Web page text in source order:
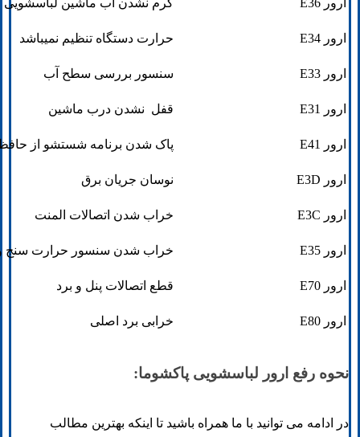
ارور E36 گرم نشدن آب ماشین لباسشویی
ارور E34 حرارت دستگاه تنظیم نمیباشد
ارور E33 سنسور بررسی سطح آب
ارور E31 قفل نشدن درب ماشین
ارور E41 پاک شدن برنامه شستشو از
ارور E3D نوسان جریان برق
ارور E3C خراب شدن اتصالات المنت
ارور E35 خراب شدن سنسور حرارت سنج و
ارور E70 قطع اتصالات پنل و برد
ارور E80 خرابی برد اصلی
نحوه رفع ارور لباسشویی پاکشوما:
در ادامه می توانید با ما همراه باشید تا اینکه بهترین مطالب